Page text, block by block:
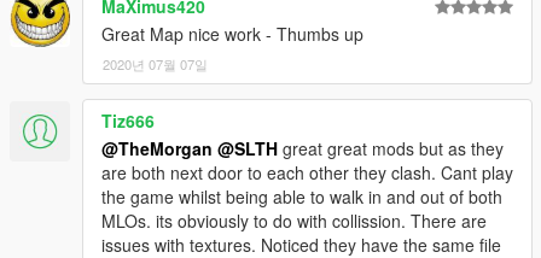
MaXimus420
Great Map nice work - Thumbs up
2020년 07월 07일
Tiz666
@TheMorgan @SLTH great great mods but as they
are both next door to each other they clash. Cant play
the game whilst being able to walk in and out of both
MLOs. its obviously to do with collission. There are
issues with textures. Noticed they have the same file